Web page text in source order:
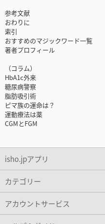
参考文献
おわりに
索引
おすすめのマジックワード一覧
著者プロフィール
（コラム）
HbA1c外来
糖尿病警察
脂肪吸引術
ピマ族の運命は？
運動療法は薬
CGMとFGM
isho.jpアプリ
カテゴリー
アカウントサービス